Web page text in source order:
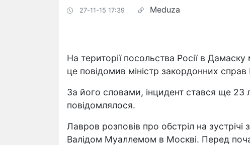
27-11-15 17:39 Meduza
На території посольства Росії в
це повідомив міністр закордонних
За його словами, інцидент стався ще 23
повідомлялося.
Лавров розповів про обстріл на
Валідом Муаллемом в Москві. Перед